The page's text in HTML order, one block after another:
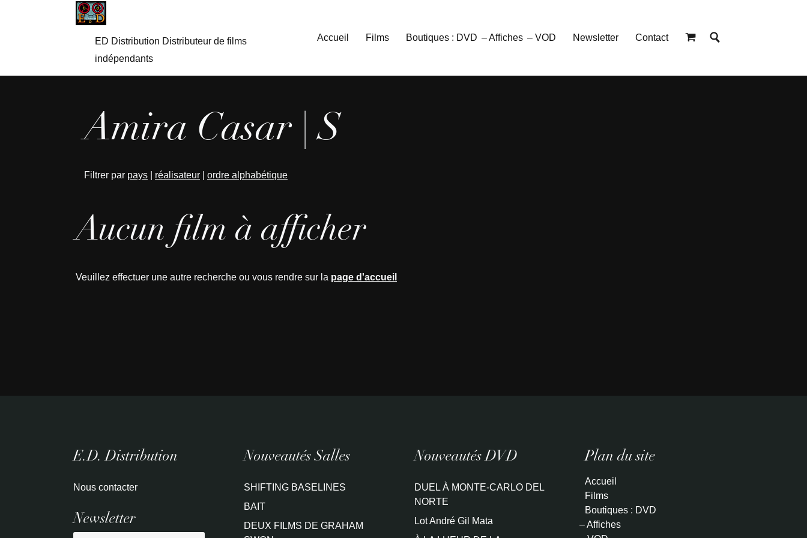
ED Distribution Distributeur de films
indépendants
Accueil Films Boutiques : DVD – Affiches – VOD Newsletter Contact
Amira Casar | S
Filtrer par pays réalisateur ordre alphabétique
Aucun film à afficher
Veuillez effectuer une autre recherche ou vous rendre sur la page d'accueil
E.D. Distribution
Nous contacter
Newsletter
Nouveautés Salles
SHIFTING BASELINES
BAIT
DEUX FILMS DE GRAHAM
Nouveautés DVD
DUEL À MONTE-CARLO DEL
NORTE
Lot André Gil Mata
Plan du site
Accueil
Films
Boutiques : DVD
– Affiches